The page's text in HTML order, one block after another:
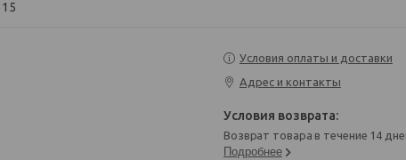
Условия оплаты и доставки
Адрес и контакты
возврат товара в течение 14
Подробнее